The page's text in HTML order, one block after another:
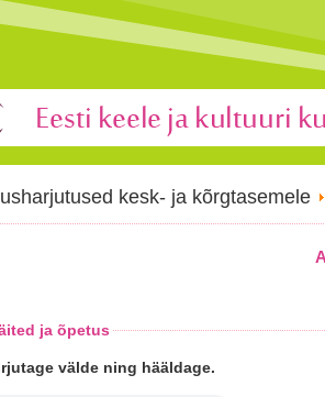
kesk- ja kõrgtasemele
ja õpetus
välde ning hääldage.